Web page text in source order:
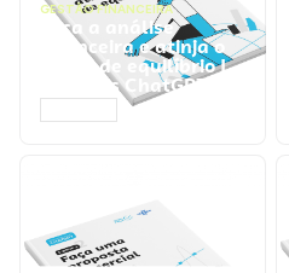
GESTÃO FINANCEIRA
Faça a análise
financeira e atinja o
ponto de equilíbrio |
Prompts ChatGPT